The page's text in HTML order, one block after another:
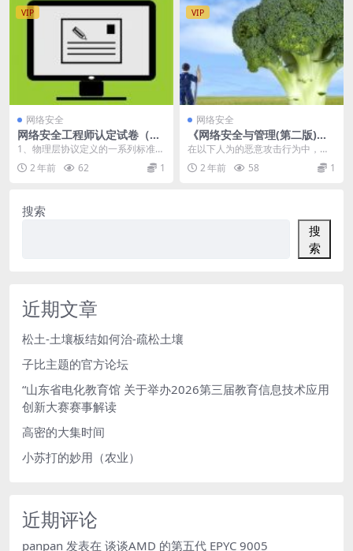
VIP
网络安全
网络安全工程师认定试卷（无
答案）
1、物理层协议定义的一系列标准有
四个方面的特性，不属于这些特性
的是（ ）...
2 年前 62 1
VIP
网络安全
《网络安全与管理(第二版)》_
网络安全试题5及答案
在以下人为的恶意攻击行为中，属
于主动攻击的是（ ） A、数据篡改
及破坏 B、数据...
2 年前 58 1
搜索
搜
索
近期文章
松土-土壤板结如何治-疏松土壤
子比主题的官方论坛
“山东省电化教育馆 关于举办2026第三届教育信息技术应用
创新大赛赛事解读
高密的大集时间
小苏打的妙用（农业）
近期评论
panpan 发表在 谈谈AMD 的第五代 EPYC 9005